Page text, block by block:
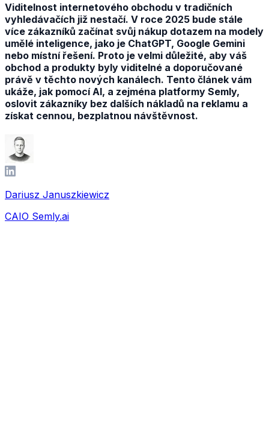
Viditelnost internetového obchodu v tradičních
vyhledávačích již nestačí. V roce 2025 bude stále
více zákazníků začínat svůj nákup dotazem na modely
umělé inteligence, jako je ChatGPT, Google Gemini
nebo místní řešení. Proto je velmi důležité, aby váš
obchod a produkty byly viditelné a doporučované
právě v těchto nových kanálech. Tento článek vám
ukáže, jak pomocí AI, a zejména platformy Semly,
oslovit zákazníky bez dalších nákladů na reklamu a
získat cennou, bezplatnou návštěvnost.
Dariusz Januszkiewicz
CAIO Semly.ai